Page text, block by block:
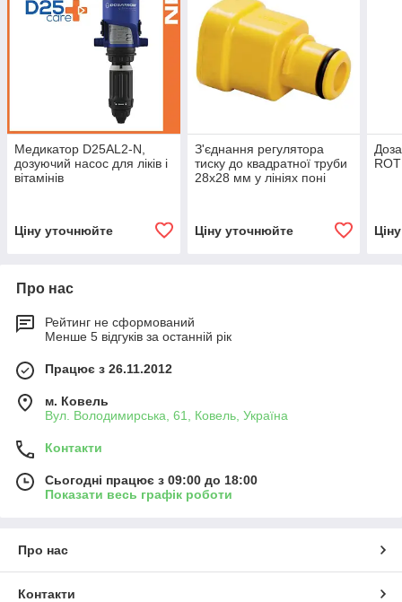
Медикатор D25AL2-N,
дозуючий насос для ліків і
вітамінів
Ціну уточнюйте
З'єднання регулятора
тиску до квадратної труби
28x28 мм у лініях поні
Ціну уточнюйте
Про нас
Рейтинг не сформований
Менше 5 відгуків за останній рік
Працює з 26.11.2012
м. Ковель
Вул. Володимирська, 61, Ковель, Україна
Контакти
Сьогодні працює з 09:00 до 18:00
Показати весь графік роботи
Про нас
Контакти